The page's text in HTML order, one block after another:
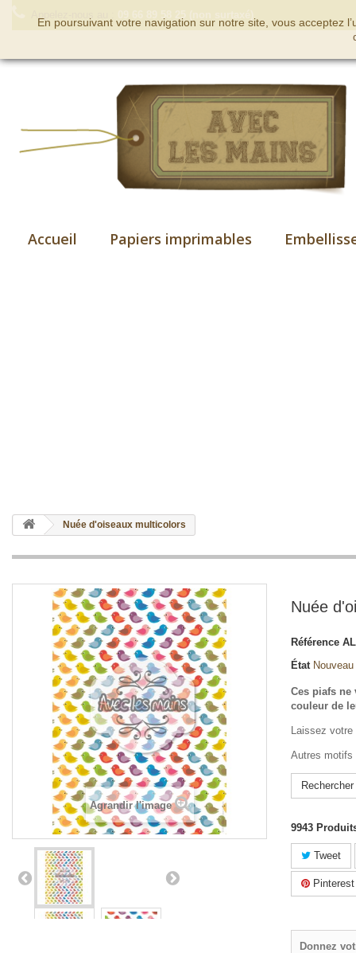
Accueil Papiers imprimables
Nuée d'oiseaux multicolors
Agrandir l'image
Nuée
Référence
État Nouveau
Ces piafs ne
couleur de
Laissez votre
Autres motifs
9943
Tweet
Pinterest
Donnez
En poursuivant votre navigation sur notre site, vous acceptez